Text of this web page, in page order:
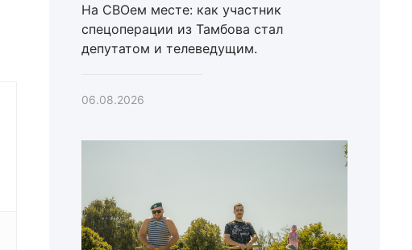
На СВОем месте: как участник
спецоперации из Тамбова стал
депутатом и телеведущим.
06.08.2026